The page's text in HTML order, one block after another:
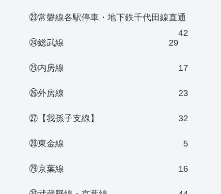
㉓常磐線各駅停車・地下鉄千代田線直通
42
㉔総武線
29
㉕内房線 17
㉖外房線 23
㉗【我孫子支線】 32
㉘東金線 5
㉙京葉線 16